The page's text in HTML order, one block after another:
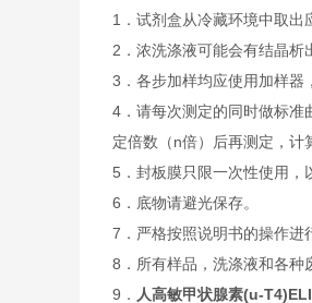
1．试剂盒从冷藏环境中取
2．浓洗涤液可能会有结晶析
3．各步加样均应使用加样器
4．请每次测定的同时做标准
定倍数（n倍）后再测定，
5．封板膜只限一次性使用，
6．底物请避光保存。
7．严格按照说明书的操作进
8．所有样品，洗涤液和各种
9． 人高敏甲状腺素(u-